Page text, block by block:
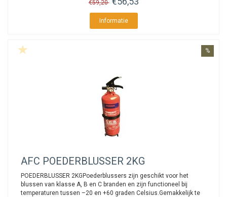
€59,20
Informatie
%
AFC POEDERBLUSSER 2KG
POEDERBLUSSER 2KGPoederblussers zijn geschikt voor het
blussen van klasse A, B en C branden en zijn functioneel bij
temperaturen tussen –20 en +60 graden Celsius.Gemakkelijk te